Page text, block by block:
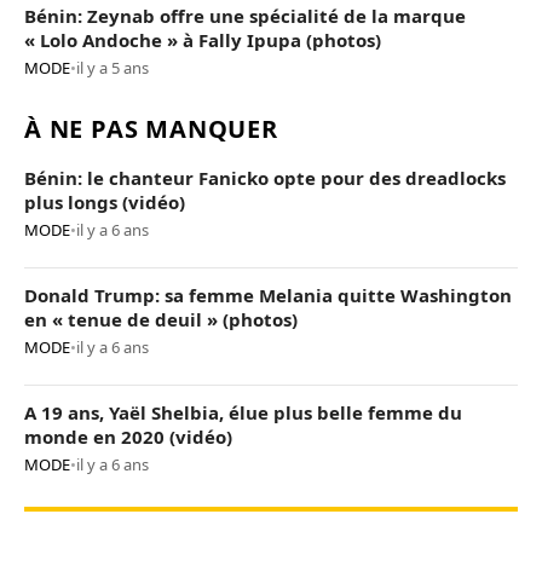
Bénin: Zeynab offre une spécialité de la marque
« Lolo Andoche » à Fally Ipupa (photos)
MODE•il y a 5 ans
À NE PAS MANQUER
Bénin: le chanteur Fanicko opte pour des dreadlocks
plus longs (vidéo)
MODE•il y a 6 ans
Donald Trump: sa femme Melania quitte Washington
en « tenue de deuil » (photos)
MODE•il y a 6 ans
A 19 ans, Yaël Shelbia, élue plus belle femme du
monde en 2020 (vidéo)
MODE•il y a 6 ans